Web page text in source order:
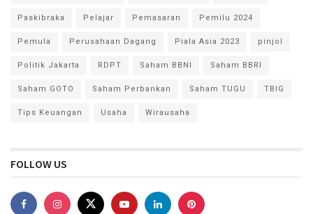
Paskibraka Pelajar Pemasaran Pemilu 2024
Pemula Perusahaan Dagang Piala Asia 2023 pinjol
Politik Jakarta RDPT Saham BBNI Saham BBRI
Saham GOTO Saham Perbankan Saham TUGU TBIG
Tips Keuangan Usaha Wirausaha
FOLLOW US